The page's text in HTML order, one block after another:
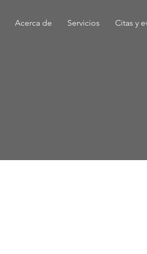
Acerca de Servicios Citas y